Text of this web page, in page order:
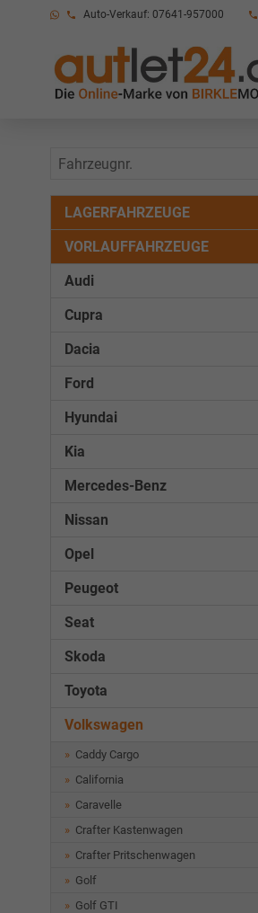
Auto-Verkauf: 07641-957000
Fahrzeugnr.
LAGERFAHRZEUGE
VORLAUFFAHRZEUGE
Audi
Cupra
Dacia
Ford
Hyundai
Kia
Mercedes-Benz
Nissan
Opel
Peugeot
Seat
Skoda
Toyota
Volkswagen
Caddy Cargo
California
Caravelle
Crafter Kastenwagen
Crafter Pritschenwagen
Golf
Golf GTI